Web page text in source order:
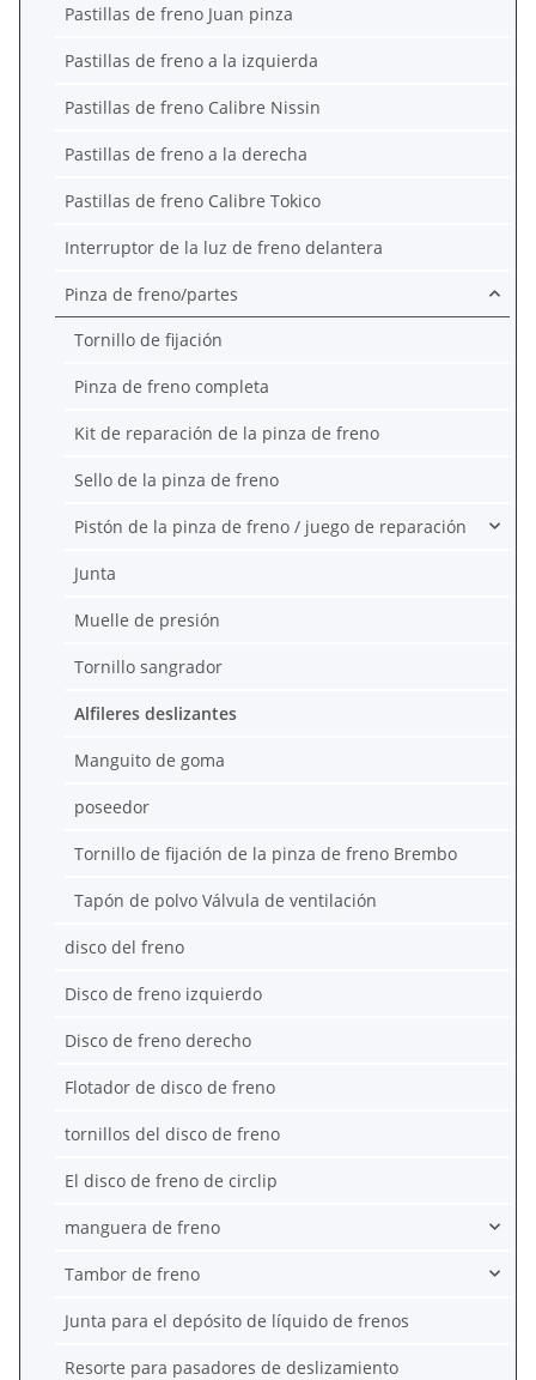
Pastillas de freno Juan pinza
Pastillas de freno a la izquierda
Pastillas de freno Calibre Nissin
Pastillas de freno a la derecha
Pastillas de freno Calibre Tokico
Interruptor de la luz de freno delantera
Pinza de freno/partes
Tornillo de fijación
Pinza de freno completa
Kit de reparación de la pinza de freno
Sello de la pinza de freno
Pistón de la pinza de freno / juego de reparación
Junta
Muelle de presión
Tornillo sangrador
Alfileres deslizantes
Manguito de goma
poseedor
Tornillo de fijación de la pinza de freno Brembo
Tapón de polvo Válvula de ventilación
disco del freno
Disco de freno izquierdo
Disco de freno derecho
Flotador de disco de freno
tornillos del disco de freno
El disco de freno de circlip
manguera de freno
Tambor de freno
Junta para el depósito de líquido de frenos
Resorte para pasadores de deslizamiento